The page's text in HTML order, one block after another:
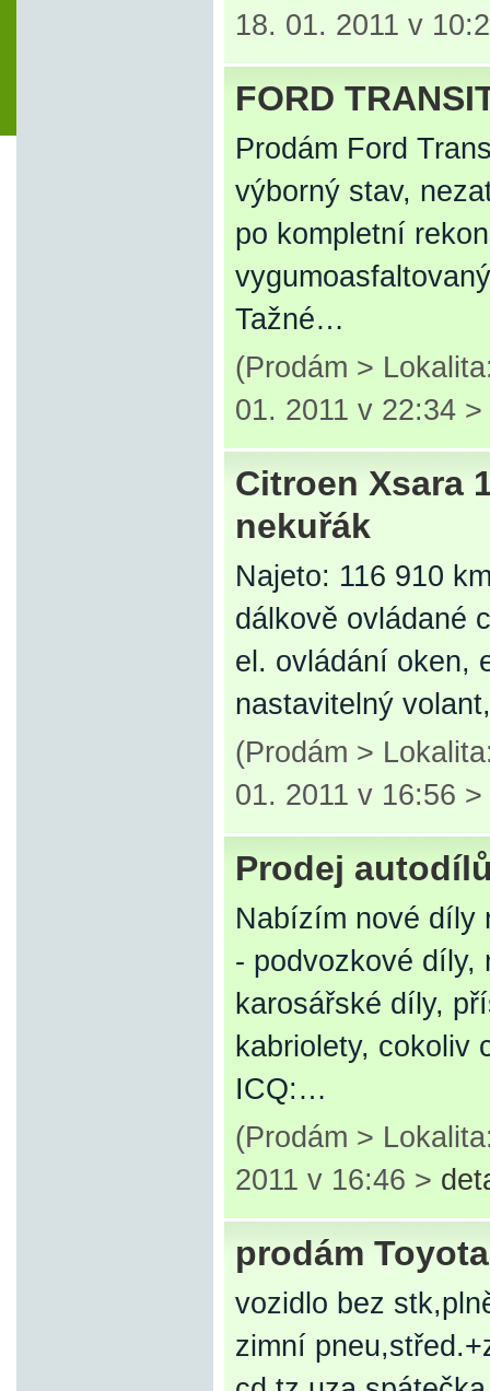
18. 01. 2011 v
FORD
Prodám Ford
výborný stav,
po kompletní
Tažné…
(Prodám >
01. 2011 v 22:34 >
Citroen Xsara
nekuřák
Najeto: 116 910
dálkově ovládané
el. ovládání oken,
nastavitelný
(Prodám >
01. 2011 v 16:56 >
Prodej
Nabízím nové díly
- podvozkové díly,
karosářské díly,
kabriolety, cokoliv
ICQ:…
(Prodám >
2011 v 16:46 >
prodám
vozidlo bez
zimní